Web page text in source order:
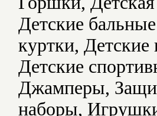
Детские
куртки, Детские
Детские
Джамперы,
наборы,